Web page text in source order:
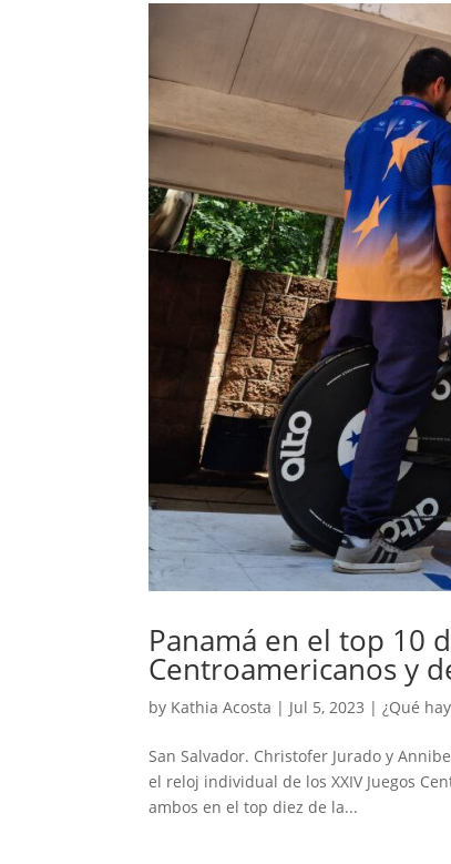
Panamá en el top 10
Centroamericanos y
by Kathia Acosta | Jul 5, 2023 | ¿Qué
San Salvador. Christofer Jurado y
el reloj individual de los XXIV Juegos
ambos en el top diez de la...